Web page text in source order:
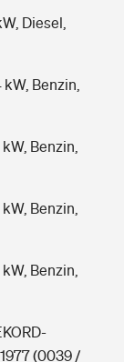
Diesel,
Benzin,
Benzin,
Benzin,
Benzin,
(0039 /